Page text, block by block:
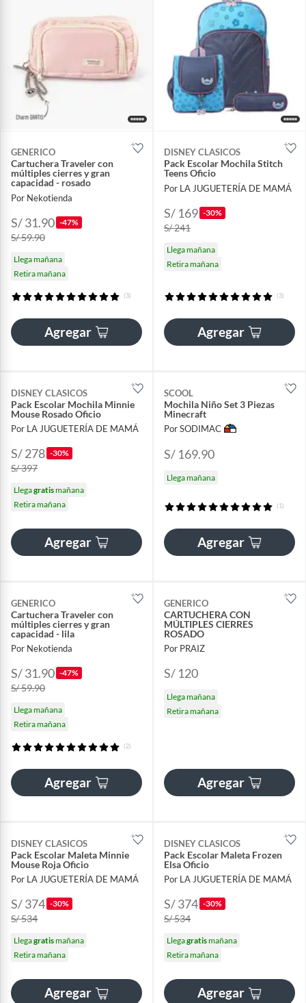
GENERICO
Cartuchera Traveler con
múltiples cierres y gran
capacidad - rosado
Por Nekotienda
S/ 31.90 -47%
S/ 59.90
Llega mañana
Retira mañana
(3)
Agregar
DISNEY CLASICOS
Pack Escolar Mochila Stitch
Teens Oficio
Por LA JUGUETERÍA DE MAMÁ
S/ 169 -30%
S/ 241
Llega mañana
Retira mañana
(3)
Agregar
DISNEY CLASICOS
Pack Escolar Mochila Minnie
Mouse Rosado Oficio
Por LA JUGUETERÍA DE MAMÁ
S/ 278 -30%
S/ 397
Llegagratismañana
Retira mañana
Agregar
SCOOL
Mochila Niño Set 3 Piezas
Minecraft
Por SODIMAC
S/ 169.90
Llega mañana
(1)
Agregar
GENERICO
Cartuchera Traveler con
múltiples cierres y gran
capacidad - lila
Por Nekotienda
S/ 31.90 -47%
S/ 59.90
Llega mañana
Retira mañana
(2)
Agregar
GENERICO
CARTUCHERA CON
MÚLTIPLES CIERRES
ROSADO
Por PRAIZ
S/ 120
Llega mañana
Retira mañana
Agregar
DISNEY CLASICOS
Pack Escolar Maleta Minnie
Mouse Roja Oficio
Por LA JUGUETERÍA DE MAMÁ
S/ 374 -30%
S/ 534
Llegagratismañana
Retira mañana
Agregar
DISNEY CLASICOS
Pack Escolar Maleta Frozen
Elsa Oficio
Por LA JUGUETERÍA DE MAMÁ
S/ 374 -30%
S/ 534
Llegagratismañana
Retira mañana
Agregar